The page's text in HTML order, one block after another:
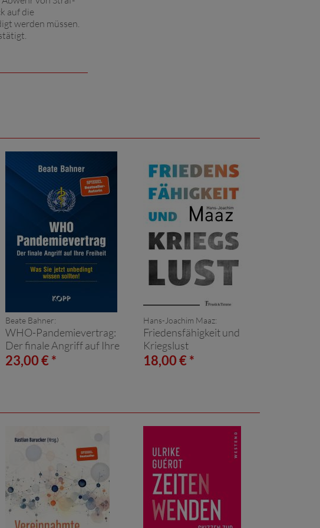
auf die
werden müssen.
Beate Bahner:
WHO-Pandemievertrag:
Der finale Angriff auf Ihre
Freiheit
23,00 € *
Hans-Joachim Maaz:
Friedensfähigkeit und
Kriegslust
18,00 € *